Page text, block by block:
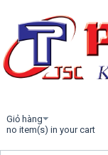
Giỏ hàng
no item(s) in your cart